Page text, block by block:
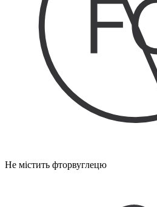
Не містить фторвуглецю